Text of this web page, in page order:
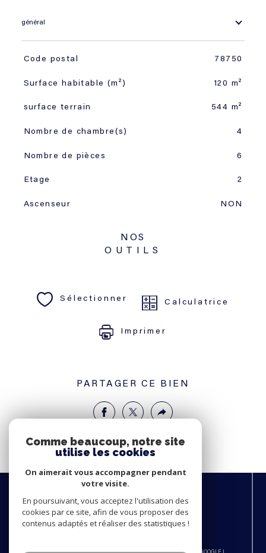
général
TRAD_SIROCCO_Caracteristique
Code postal 78750
Surface habitable (m²) 120 m²
surface terrain 544 m²
Nombre de chambre(s) 4
Nombre de pièces 6
Etage 2
Ascenseur NON
NOS
OUTILS
Sélectionner Calculatrice
Imprimer
PARTAGER CE BIEN
NOUS
ADHÉRONS
Comme beaucoup, notre site
utilise les cookies
On aimerait vous accompagner pendant
votre visite.
En poursuivant, vous acceptez l'utilisation des
cookies par ce site, afin de vous proposer des
contenus adaptés et réaliser des statistiques !